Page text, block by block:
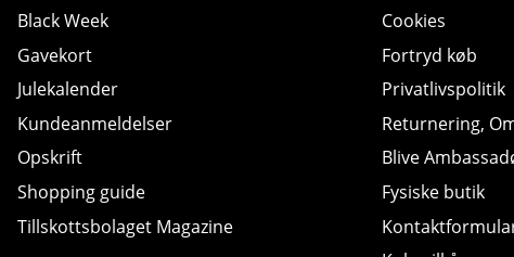
Black Week
Gavekort
Julekalender
Kundeanmeldelser
Opskrift
Shopping guide
Tillskottsbolaget Magazine
Cookies
Fortryd køb
Privatlivspolitik
Returnering,
Blive
Fysiske butik